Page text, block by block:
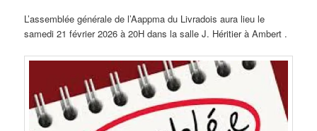
L’assemblée générale de l’Aappma du Livradois aura lieu le
samedi 21 février 2026 à 20H dans la salle J. Héritier à Ambert .